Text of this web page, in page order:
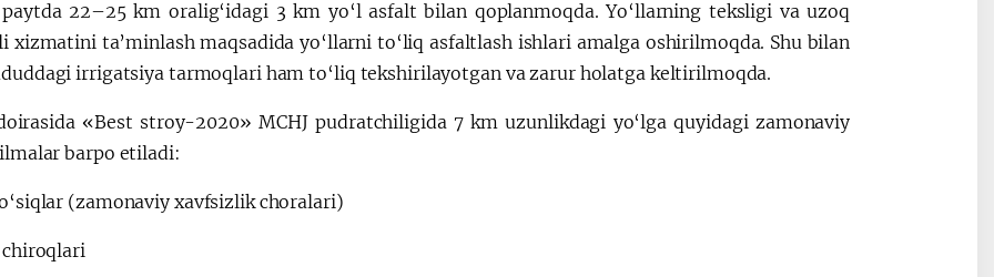
22–25 km oralig‘idagi 3 km yo‘l asfalt bilan qoplanmoqda. Yo‘llarning teksligi va uzoq
xizmatini ta’minlash maqsadida yo‘llarni to‘liq asfaltlash ishlari amalga oshirilmoqda. Shu bilan
irrigatsiya tarmoqlari ham to‘liq tekshirilayotgan va zarur holatga keltirilmoqda.
«Best stroy-2020» MCHJ pudratchiligida 7 km uzunlikdagi yo‘lga quyidagi zamonaviy
barpo etiladi:
(zamonaviy xavfsizlik choralari)